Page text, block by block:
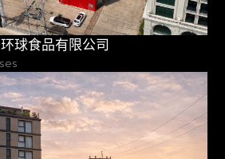
球食品有限公司